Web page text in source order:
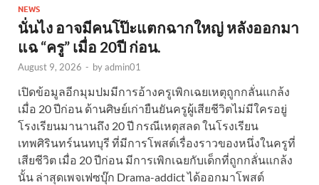
NEWS
นั่นไง อาจมีคนโป๊ะแตกฉากใหญ่ หลังออกมา
แฉ “ครู” เมื่อ 20ปี ก่อน.
August 9, 2026 - byadmin01
เปิดข้อมูลอีกมุมปมมีการอ้างครูเพิกเฉยเหตุถูกกลั่นแกล้ง
เมื่อ 20 ปีก่อน ด้านศิษย์เก่ายืนยันครูผู้เสียชีวิตไม่มีใครอยู่
โรงเรียนมานานถึง 20 ปี กรณีเหตุสลด ในโรงเรียน
เทพศิรินทร์นนทบุรี ที่มีการโพสต์เรื่องราวของหนึ่งในครูที่
เสียชีวิต เมื่อ 20 ปีก่อน มีการเพิกเฉยกับเด็กที่ถูกกลั่นแกล้ง
นั้น ล่าสุดเพจเฟซบุ๊ก Drama-addict ได้ออกมาโพสต์